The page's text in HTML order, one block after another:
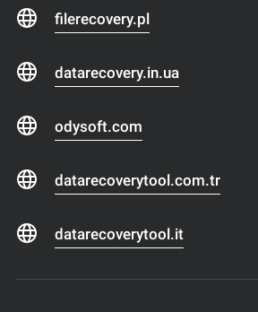
filerecovery.pl
datarecovery.in.ua
odysoft.com
datarecoverytool.com.tr
datarecoverytool.it